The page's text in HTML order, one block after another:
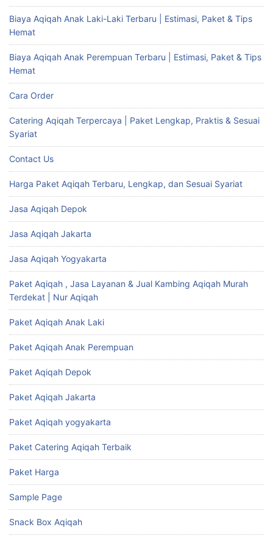
Biaya Aqiqah Anak Laki-Laki Terbaru | Estimasi, Paket & Tips
Hemat
Biaya Aqiqah Anak Perempuan Terbaru | Estimasi, Paket & Tips
Hemat
Cara Order
Catering Aqiqah Terpercaya | Paket Lengkap, Praktis & Sesuai
Syariat
Contact Us
Harga Paket Aqiqah Terbaru, Lengkap, dan Sesuai Syariat
Jasa Aqiqah Depok
Jasa Aqiqah Jakarta
Jasa Aqiqah Yogyakarta
Paket Aqiqah , Jasa Layanan & Jual Kambing Aqiqah Murah
Terdekat | Nur Aqiqah
Paket Aqiqah Anak Laki
Paket Aqiqah Anak Perempuan
Paket Aqiqah Depok
Paket Aqiqah Jakarta
Paket Aqiqah yogyakarta
Paket Catering Aqiqah Terbaik
Paket Harga
Sample Page
Snack Box Aqiqah